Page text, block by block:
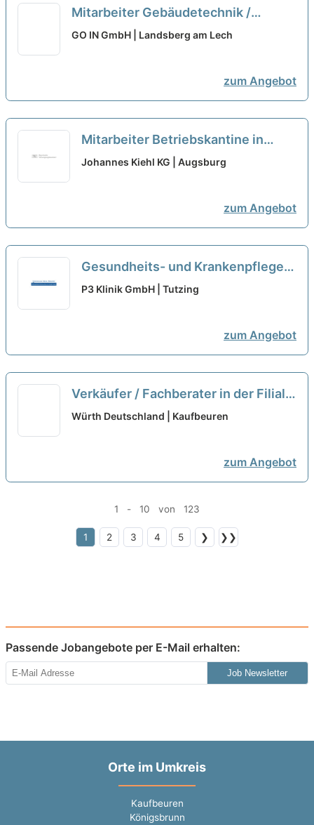
Mitarbeiter Gebäudetechnik /
Haustechnik (w/m/d) in Voll- oder
GO IN GmbH | Landsberg am Lech
zum Angebot
Mitarbeiter Betriebskantine in
Teilzeit (m/w/d) neu
Johannes Kiehl KG | Augsburg
zum Angebot
Gesundheits- und Krankenpfleger,
Pflegefachkraft (m/w/d) - Vollzeit /
P3 Klinik GmbH | Tutzing
zum Angebot
Verkäufer / Fachberater in der Filiale
- Handwerksprodukte & Services bei
Würth Deutschland | Kaufbeuren
zum Angebot
1 - 10 von 123
1 2 3 4 5 ❯ ❯❯
Passende Jobangebote per E-Mail erhalten:
Job Newsletter
Orte im Umkreis
Kaufbeuren
Königsbrunn